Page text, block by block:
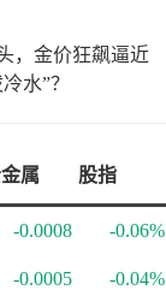
，金价狂飙逼近
水”？
属 股指
-0.0008 -0.06%
-0.0005 -0.04%